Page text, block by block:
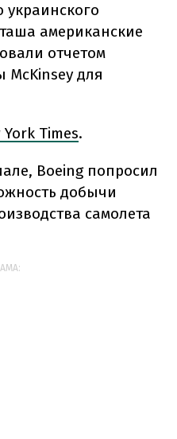
американские
отчетом
для
Times.
Boeing попросил
добычи
самолета